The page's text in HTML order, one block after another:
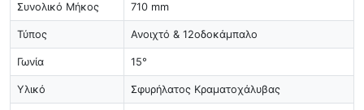
Συνολικό Μήκος 710 mm
Τύπος Ανοιχτό & 12οδοκάμπαλο
Γωνία 15°
Υλικό Σφυρήλατος Κραματοχάλυβας